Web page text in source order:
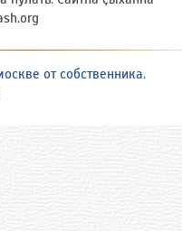
от собственника.